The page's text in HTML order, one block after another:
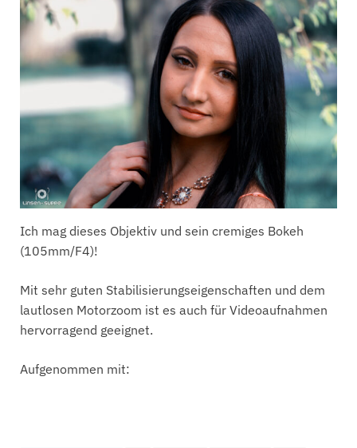
Ich mag dieses Objektiv und sein cremiges Bokeh
(105mm/F4)!
Mit sehr guten Stabilisierungseigenschaften und dem
lautlosen Motorzoom ist es auch für Videoaufnahmen
hervorragend geeignet.
Aufgenommen mit: